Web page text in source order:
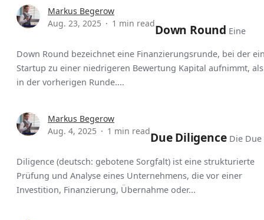
Markus Begerow
Aug. 23, 2025
1 min readDown Round Eine
Down Round bezeichnet eine Finanzierungsrunde, bei der
Startup zu einer niedrigeren Bewertung Kapital aufnimmt, als
in der vorherigen Runde....
Markus Begerow
Aug. 4, 2025
1 min readDue Diligence Die Due
Diligence (deutsch: gebotene Sorgfalt) ist eine strukturierte
Prüfung und Analyse eines Unternehmens, die vor einer
Investition, Finanzierung, Übernahme oder...